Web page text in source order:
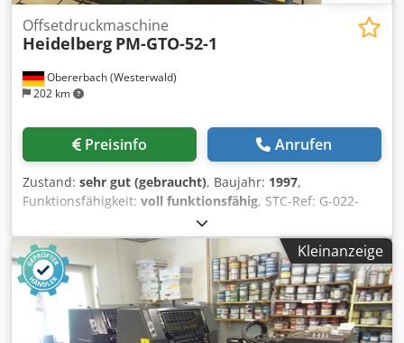
Obererbach (Westerwald)
202 km
Offsetdruckmaschine
Heidelberg PM-GTO-52-1
Preisinfo Anrufen
Zustand: sehr gut (gebraucht), Baujahr: 1997,
Funktionsfähigkeit: voll funktionsfähig, STC-Ref: G-022-
7709 Heidelberg PM-GTO-52-1 ,Baujahr: 1997 ,Druckzahl:
ca. 62 mio. Format: 360x520 mm, 1 Farben Dsdozcfrvspfx
Anmjck Ausstattung: - Plus-Version: vorbereitet für
Nummerier- & Perforiereinrichtung - Nummerierwerk -
Perforierwerk - Direkt Feuchtwerk (Heidelberg for GTO 52) -
Puder Apparat - Grundausrüstung für Perforation und
Schneiden -->Verfügbar ab: 07/2026
Kleinanzeige